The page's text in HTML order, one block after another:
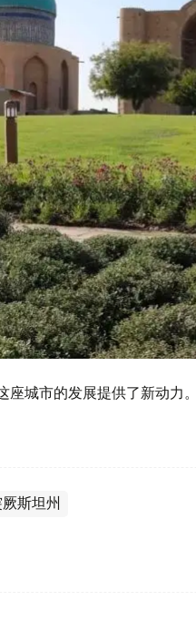
座城市的发展提供了新动力
厥斯坦州